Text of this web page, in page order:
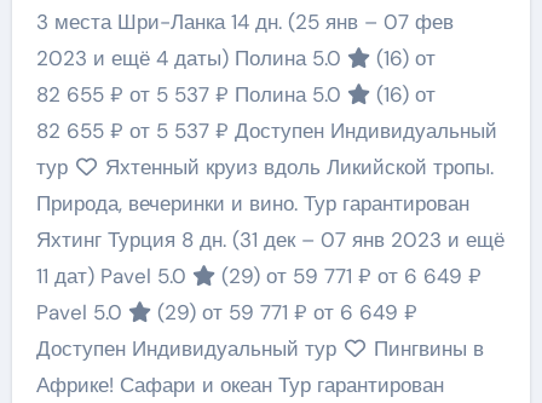
3 места Шри-Ланка14 дн. (25 янв – 07 фев
2023 и ещё 4 даты) Полина 5.0 (16) от
82 655 ₽ от 5 537 ₽ Полина 5.0 (16) от
82 655 ₽ от 5 537 ₽ Доступен Индивидуальный
тур
Яхтенный круиз вдоль Ликийской тропы.
Природа, вечеринки и вино. Тур гарантирован
Яхтинг Турция 8 дн. (31 дек – 07 янв 2023 и ещё
11 дат) Pavel 5.0 (29) от 59 771 ₽ от 6 649 ₽
Pavel 5.0
(29) от 59 771 ₽ от 6 649 ₽
Доступен Индивидуальный тур
Пингвины в
Африке! Сафари и океан Тур гарантирован